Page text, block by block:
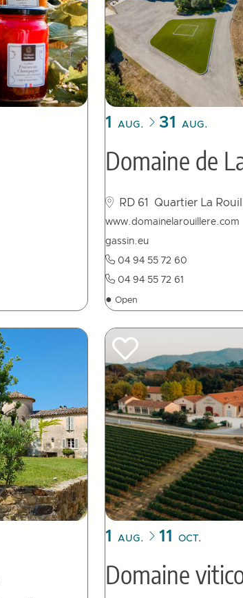
1 AUG. 31 AUG.
Domaine de
RD 61 Quartier La
www.domainelarouillere.com
gassin.eu
04 94 55 72 60
04 94 55 72 61
● Open
1 AUG. 11 OCT.
Domaine